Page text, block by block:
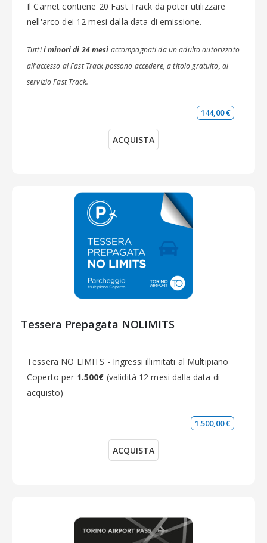
Il Carnet contiene 20 Fast Track da poter utilizzare
nell'arco dei 12 mesi dalla data di emissione.
Tuttii minori di 24 mesi accompagnati da un adulto autorizzato
all’accesso al Fast Track possono accedere, a titolo gratuito, al
servizio Fast Track.
144,00 €
ACQUISTA
Tessera Prepagata NOLIMITS
Tessera NO LIMITS - Ingressi illimitati al Multipiano
Coperto per 1.500€ (validità 12 mesi dalla data di
acquisto)
1.500,00 €
ACQUISTA